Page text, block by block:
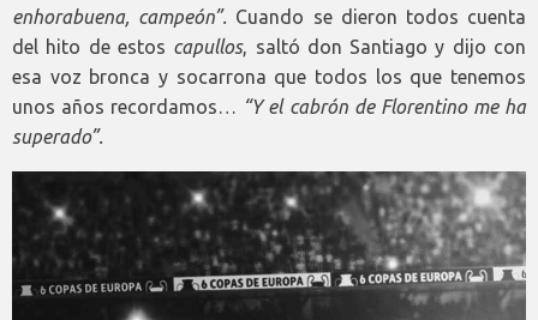
enhorabuena, campeón”. Cuando se dieron todos cuenta
del hito de estos capullos, saltó don Santiago y dijo con
esa voz bronca y socarrona que todos los que tenemos
unos años recordamos… “Y el cabrón de Florentino me ha
superado”.